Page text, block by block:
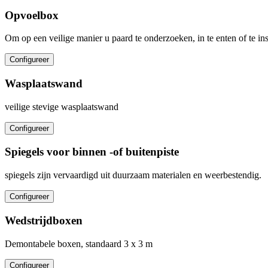
Opvoelbox
Om op een veilige manier u paard te onderzoeken, in te enten of te
Configureer
Wasplaatswand
veilige stevige wasplaatswand
Configureer
Spiegels voor binnen -of buitenpiste
spiegels zijn vervaardigd uit duurzaam materialen en weerbestendig.
Configureer
Wedstrijdboxen
Demontabele boxen, standaard 3 x 3 m
Configureer